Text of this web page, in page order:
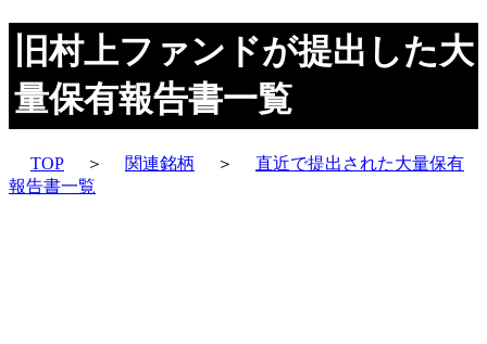
旧村上ファンドが提出した大
量保有報告書一覧
TOP ＞ 関連銘柄 ＞
直近で提出された大量保有
報告書一覧